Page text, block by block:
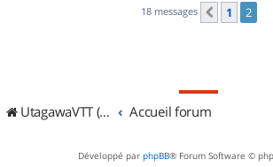
18 messages Précédent
1 2
UtagawaVTT (Randos VTT et VTTAE avec traces GPS) Accueil forum
Développé par phpBB® Forum Software ©